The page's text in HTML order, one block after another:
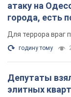
атаку на
города, есть
Для террора враг
годину тому
Депутаты
элитных